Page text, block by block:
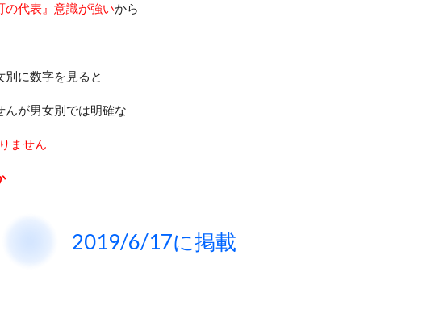
の代表』意識が強いから
別に数字を見ると
が男女別では明確な
ません
6/17に掲載